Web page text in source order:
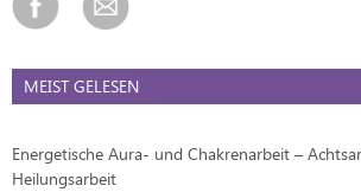
MEIST GELESEN
Energetische Aura- und Chakrenarbeit –
Heilungsarbeit